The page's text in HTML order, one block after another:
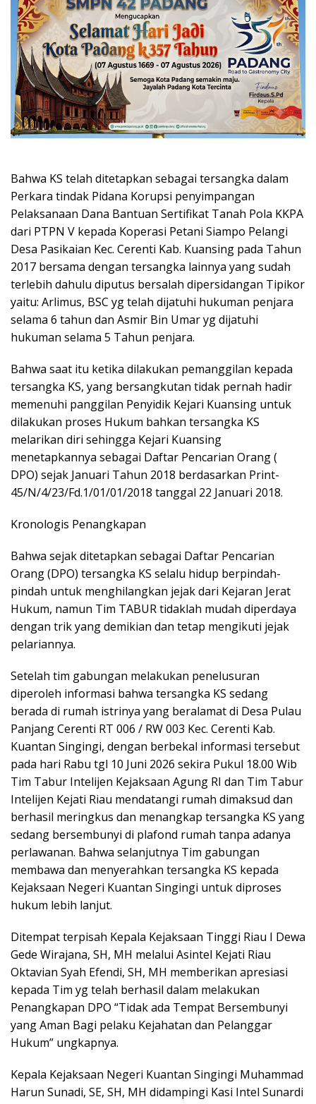
Bahwa KS telah ditetapkan sebagai tersangka dalam
Perkara tindak Pidana Korupsi penyimpangan
Pelaksanaan Dana Bantuan Sertifikat Tanah Pola KKPA
dari PTPN V kepada Koperasi Petani Siampo Pelangi
Desa Pasikaian Kec. Cerenti Kab. Kuansing pada Tahun
2017 bersama dengan tersangka lainnya yang sudah
terlebih dahulu diputus bersalah dipersidangan Tipikor
yaitu: Arlimus, BSC yg telah dijatuhi hukuman penjara
selama 6 tahun dan Asmir Bin Umar yg dijatuhi
hukuman selama 5 Tahun penjara.
Bahwa saat itu ketika dilakukan pemanggilan kepada
tersangka KS, yang bersangkutan tidak pernah hadir
memenuhi panggilan Penyidik Kejari Kuansing untuk
dilakukan proses Hukum bahkan tersangka KS
melarikan diri sehingga Kejari Kuansing
menetapkannya sebagai Daftar Pencarian Orang (
DPO) sejak Januari Tahun 2018 berdasarkan Print-
45/N/4/23/Fd.1/01/01/2018 tanggal 22 Januari 2018.
Kronologis Penangkapan
Bahwa sejak ditetapkan sebagai Daftar Pencarian
Orang (DPO) tersangka KS selalu hidup berpindah-
pindah untuk menghilangkan jejak dari Kejaran Jerat
Hukum, namun Tim TABUR tidaklah mudah diperdaya
dengan trik yang demikian dan tetap mengikuti jejak
pelariannya.
Setelah tim gabungan melakukan penelusuran
diperoleh informasi bahwa tersangka KS sedang
berada di rumah istrinya yang beralamat di Desa Pulau
Panjang Cerenti RT 006 / RW 003 Kec. Cerenti Kab.
Kuantan Singingi, dengan berbekal informasi tersebut
pada hari Rabu tgl 10 Juni 2026 sekira Pukul 18.00 Wib
Tim Tabur Intelijen Kejaksaan Agung RI dan Tim Tabur
Intelijen Kejati Riau mendatangi rumah dimaksud dan
berhasil meringkus dan menangkap tersangka KS yang
sedang bersembunyi di plafond rumah tanpa adanya
perlawanan. Bahwa selanjutnya Tim gabungan
membawa dan menyerahkan tersangka KS kepada
Kejaksaan Negeri Kuantan Singingi untuk diproses
hukum lebih lanjut.
Ditempat terpisah Kepala Kejaksaan Tinggi Riau I Dewa
Gede Wirajana, SH, MH melalui Asintel Kejati Riau
Oktavian Syah Efendi, SH, MH memberikan apresiasi
kepada Tim yg telah berhasil dalam melakukan
Penangkapan DPO “Tidak ada Tempat Bersembunyi
yang Aman Bagi pelaku Kejahatan dan Pelanggar
Hukum” ungkapnya.
Kepala Kejaksaan Negeri Kuantan Singingi Muhammad
Harun Sunadi, SE, SH, MH didampingi Kasi Intel Sunardi